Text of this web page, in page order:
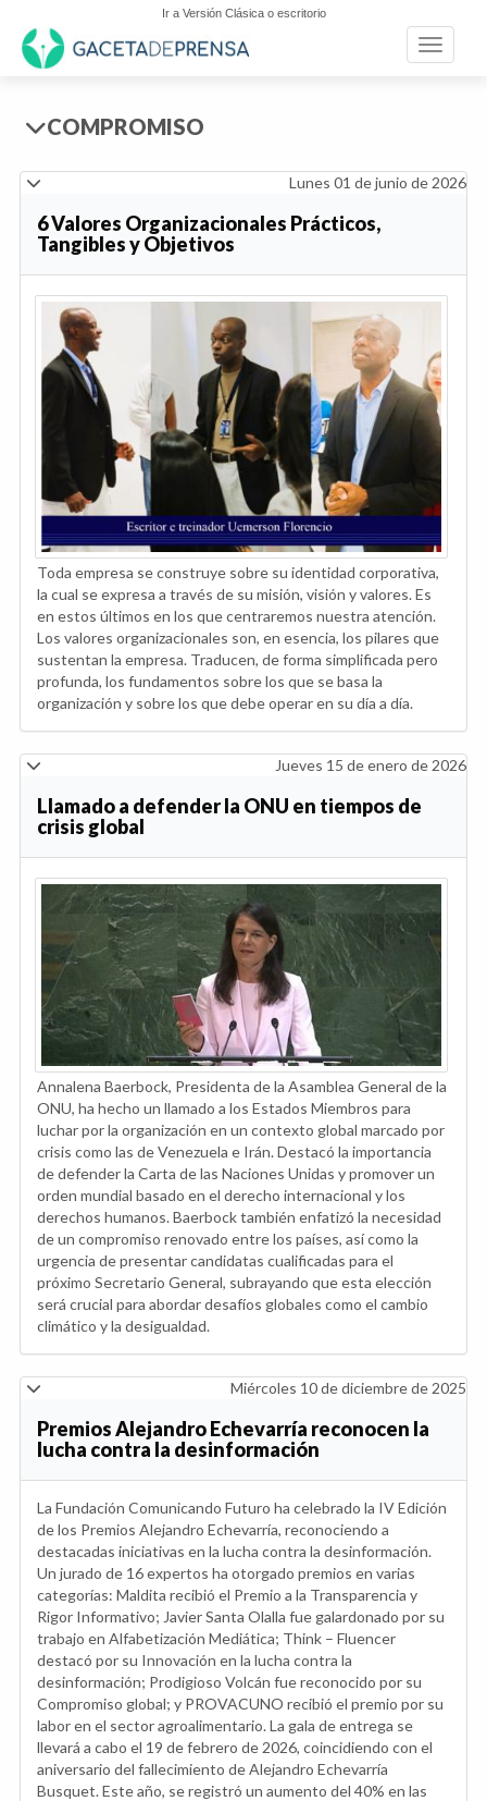
Ir a Versión Clásica o escritorio
Toggle
COMPROMISO
Lunes 01 de junio de 2026
6 Valores Organizacionales Prácticos,
Tangibles y Objetivos
Toda empresa se construye sobre su identidad corporativa,
la cual se expresa a través de su misión, visión y valores. Es
en estos últimos en los que centraremos nuestra atención.
Los valores organizacionales son, en esencia, los pilares que
sustentan la empresa. Traducen, de forma simplificada pero
profunda, los fundamentos sobre los que se basa la
organización y sobre los que debe operar en su día a día.
Jueves 15 de enero de 2026
Llamado a defender la ONU en tiempos de
crisis global
Annalena Baerbock, Presidenta de la Asamblea General de la
ONU, ha hecho un llamado a los Estados Miembros para
luchar por la organización en un contexto global marcado por
crisis como las de Venezuela e Irán. Destacó la importancia
de defender la Carta de las Naciones Unidas y promover un
orden mundial basado en el derecho internacional y los
derechos humanos. Baerbock también enfatizó la necesidad
de un compromiso renovado entre los países, así como la
urgencia de presentar candidatas cualificadas para el
próximo Secretario General, subrayando que esta elección
será crucial para abordar desafíos globales como el cambio
climático y la desigualdad.
Miércoles 10 de diciembre de 2025
Premios Alejandro Echevarría reconocen la
lucha contra la desinformación
La Fundación Comunicando Futuro ha celebrado la IV Edición
de los Premios Alejandro Echevarría, reconociendo a
destacadas iniciativas en la lucha contra la desinformación.
Un jurado de 16 expertos ha otorgado premios en varias
categorías: Maldita recibió el Premio a la Transparencia y
Rigor Informativo; Javier Santa Olalla fue galardonado por su
trabajo en Alfabetización Mediática; Think – Fluencer
destacó por su Innovación en la lucha contra la
desinformación; Prodigioso Volcán fue reconocido por su
Compromiso global; y PROVACUNO recibió el premio por su
labor en el sector agroalimentario. La gala de entrega se
llevará a cabo el 19 de febrero de 2026, coincidiendo con el
aniversario del fallecimiento de Alejandro Echevarría
Busquet. Este año, se registró un aumento del 40% en las